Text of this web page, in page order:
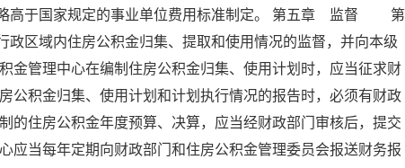
略高于国家规定的事业单位费用标准制定。 第五章 监督 第
区域内住房公积金归集、提取和使用情况的监督，并向本级
管理中心在编制住房公积金归集、使用计划时，应当征求财
积金归集、使用计划和计划执行情况的报告时，必须有财政
房公积金年度预算、决算，应当经财政部门审核后，提交
当每年定期向财政部门和住房公积金管理委员会报送财务报